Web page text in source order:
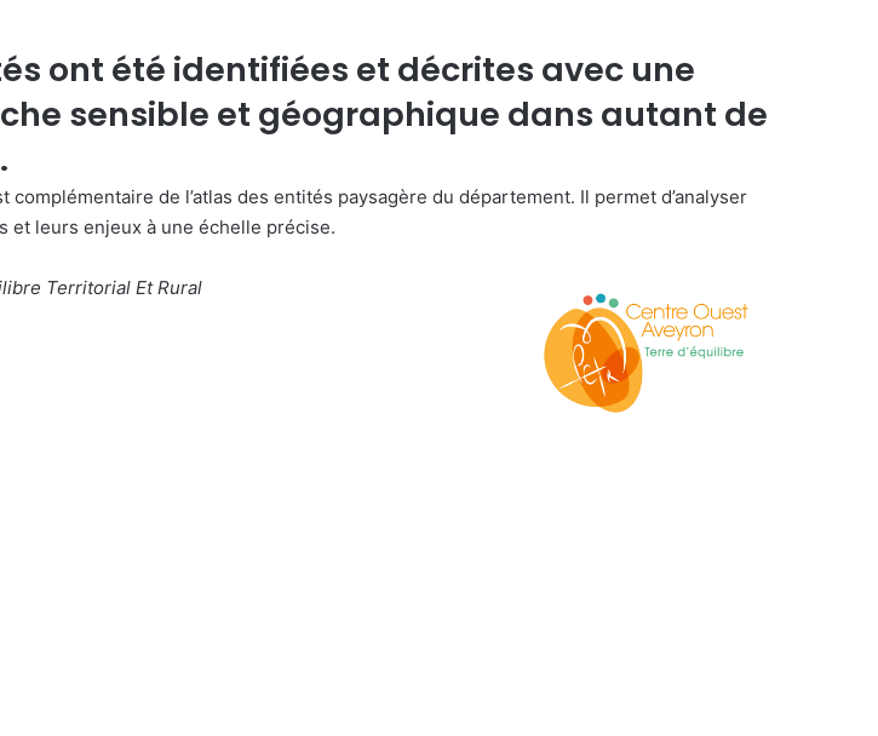
ont été identifiées et décrites avec une
sensible et géographique dans autant de
complémentaire de l’atlas desentités paysagère du département. Il permet d’analyser
et leurs enjeux à une échelle précise.
Territorial Et Rural